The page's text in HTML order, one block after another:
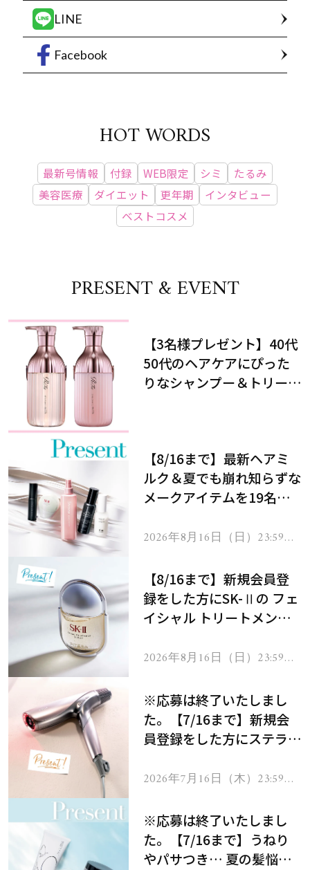
LINE
Facebook
HOT WORDS
最新号情報 付録 WEB限定 シミ
たるみ
美容医療
ダイエット 更年期
インタビュー
ベストコスメ
PRESENT & EVENT
【3名様プレゼント】40代
50代のヘアケアにぴった
りなシャンプー＆トリート
【8/16まで】最新ヘアミ
ルク＆夏でも崩れ知らずな
メークアイテムを19名様
2026年8月16日（日）23:59ま
【8/16まで】新規会員登
録をした方にSK-Ⅱの フェ
イシャル トリートメント
2026年8月16日（日）23:59ま
※応募は終了いたしまし
た。【7/16まで】新規会
員登録をした方にステラボ
ヘアドライヤー ジュエル
2026年7月16日（木）23:59ま
※応募は終了いたしまし
た。【7/16まで】うねり
やパサつき… 夏の髪悩み